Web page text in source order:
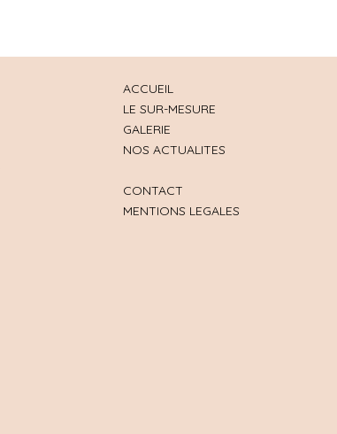
ACCUEIL
LE SUR-MESURE
GALERIE
NOS ACTUALITES
CONTACT
MENTIONS LEGALES